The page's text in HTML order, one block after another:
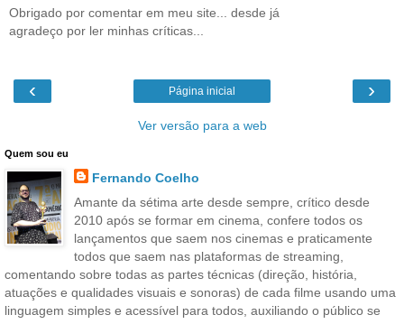
Obrigado por comentar em meu site... desde já
agradeço por ler minhas críticas...
‹ ›
Página inicial
Ver versão para a web
Quem sou eu
Fernando Coelho
Amante da sétima arte desde sempre, crítico desde
2010 após se formar em cinema, confere todos os
lançamentos que saem nos cinemas e praticamente
todos que saem nas plataformas de streaming,
comentando sobre todas as partes técnicas (direção, história,
atuações e qualidades visuais e sonoras) de cada filme usando uma
linguagem simples e acessível para todos, auxiliando o público se